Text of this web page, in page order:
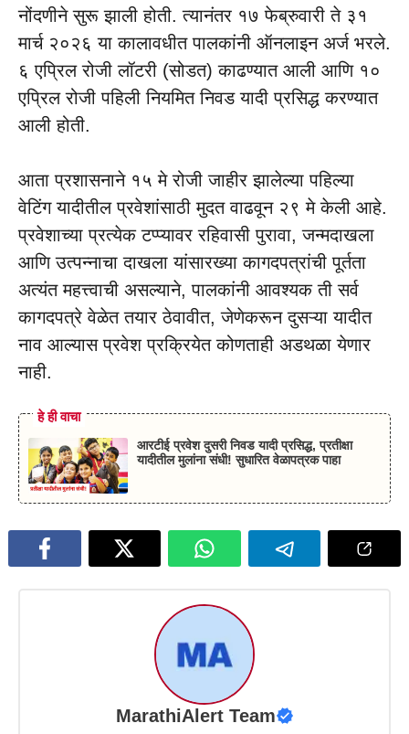
नोंदणीने सुरू झाली होती. त्यानंतर १७ फेब्रुवारी ते ३१
मार्च २०२६ या कालावधीत पालकांनी ऑनलाइन अर्ज भरले.
६ एप्रिल रोजी लॉटरी (सोडत) काढण्यात आली आणि १०
एप्रिल रोजी पहिली नियमित निवड यादी प्रसिद्ध करण्यात
आली होती.
आता प्रशासनाने १५ मे रोजी जाहीर झालेल्या पहिल्या
वेटिंग यादीतील प्रवेशांसाठी मुदत वाढवून २९ मे केली आहे.
प्रवेशाच्या प्रत्येक टप्प्यावर रहिवासी पुरावा, जन्मदाखला
आणि उत्पन्नाचा दाखला यांसारख्या कागदपत्रांची पूर्तता
अत्यंत महत्त्वाची असल्याने, पालकांनी आवश्यक ती सर्व
कागदपत्रे वेळेत तयार ठेवावीत, जेणेकरून दुसऱ्या यादीत
नाव आल्यास प्रवेश प्रक्रियेत कोणताही अडथळा येणार
नाही.
हे ही वाचा
आरटीई प्रवेश दुसरी निवड यादी प्रसिद्ध, प्रतीक्षा
यादीतील मुलांना संधी! सुधारित वेळापत्रक पाहा
MarathiAlert Team